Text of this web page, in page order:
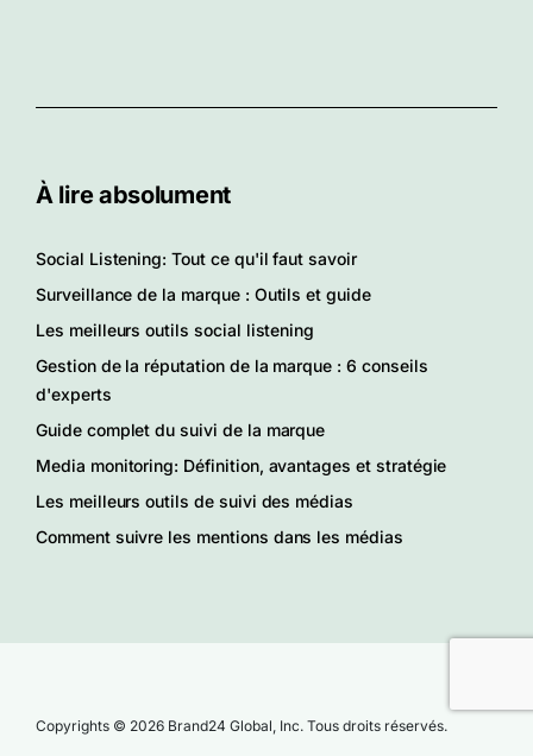
À lire absolument
Social Listening: Tout ce qu'il faut savoir
Surveillance de la marque : Outils et guide
Les meilleurs outils social listening
Gestion de la réputation de la marque : 6 conseils
d'experts
Guide complet du suivi de la marque
Media monitoring: Définition, avantages et stratégie
Les meilleurs outils de suivi des médias
Comment suivre les mentions dans les médias
Copyrights © 2026 Brand24 Global, Inc. Tous droits réservés.